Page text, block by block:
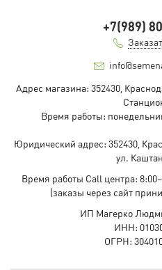
+7(989)
Адрес магазина: 352430,
Время работы:
Юридический адрес: 352430,
ул.
Время работы Call центра:
(заказы через сайт
ИП Магерко
ИНН:
ОГРН: